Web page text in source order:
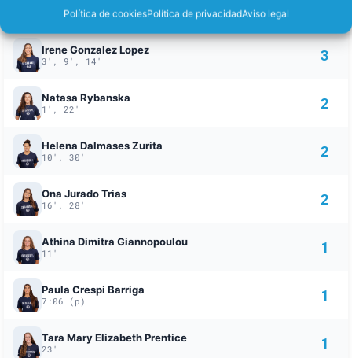
Política de cookiesPolítica de privacidadAviso legal
1:12 (p), 23', 1:12 (p)
Irene Gonzalez Lopez
3', 9', 14' 3
Natasa Rybanska
1', 22' 2
Helena Dalmases Zurita
10', 30' 2
Ona Jurado Trias
16', 28' 2
Athina Dimitra Giannopoulou
11' 1
Paula Crespi Barriga
7:06 (p) 1
Tara Mary Elizabeth Prentice
23' 1